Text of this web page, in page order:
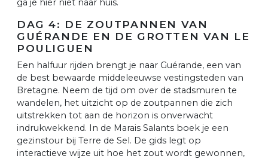
ga je hier niet naar huis.
DAG 4: DE ZOUTPANNEN VAN
GUÉRANDE EN DE GROTTEN VAN LE
POULIGUEN
Een halfuur rijden brengt je naar Guérande, een van
de best bewaarde middeleeuwse vestingsteden van
Bretagne. Neem de tijd om over de stadsmuren te
wandelen, het uitzicht op de zoutpannen die zich
uitstrekken tot aan de horizon is onverwacht
indrukwekkend. In de Marais Salants boek je een
gezinstour bij Terre de Sel. De gids legt op
interactieve wijze uit hoe het zout wordt gewonnen,